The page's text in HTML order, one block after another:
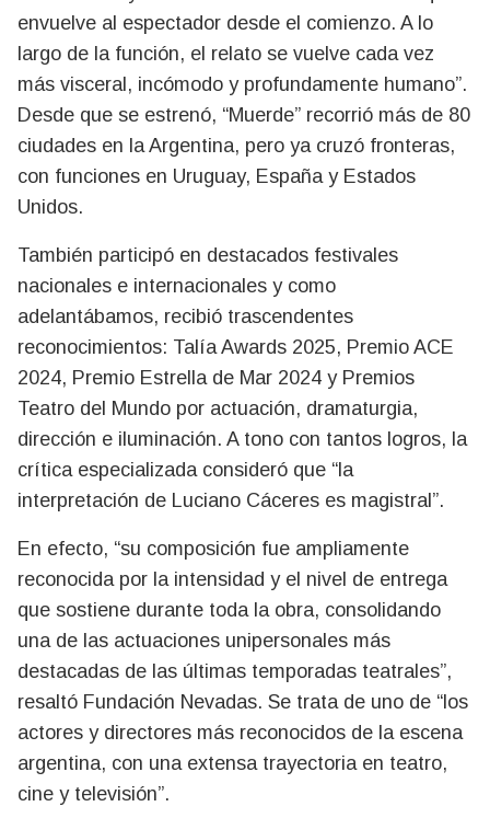
envuelve al espectador desde el comienzo. A lo
largo de la función, el relato se vuelve cada vez
más visceral, incómodo y profundamente humano”.
Desde que se estrenó, “Muerde” recorrió más de 80
ciudades en la Argentina, pero ya cruzó fronteras,
con funciones en Uruguay, España y Estados
Unidos.
También participó en destacados festivales
nacionales e internacionales y como
adelantábamos, recibió trascendentes
reconocimientos: Talía Awards 2025, Premio ACE
2024, Premio Estrella de Mar 2024 y Premios
Teatro del Mundo por actuación, dramaturgia,
dirección e iluminación. A tono con tantos logros, la
crítica especializada consideró que “la
interpretación de Luciano Cáceres es magistral”.
En efecto, “su composición fue ampliamente
reconocida por la intensidad y el nivel de entrega
que sostiene durante toda la obra, consolidando
una de las actuaciones unipersonales más
destacadas de las últimas temporadas teatrales”,
resaltó Fundación Nevadas. Se trata de uno de “los
actores y directores más reconocidos de la escena
argentina, con una extensa trayectoria en teatro,
cine y televisión”.